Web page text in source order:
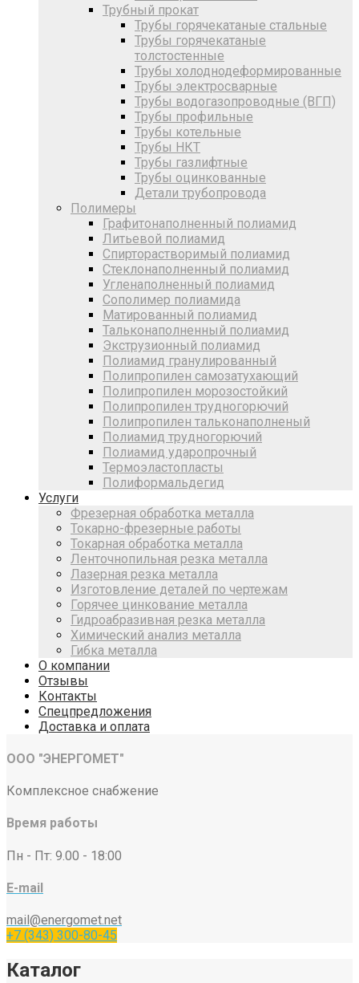
Трубный прокат
Трубы горячекатаные стальные
Трубы горячекатаные
толстостенные
Трубы холоднодеформированные
Трубы электросварные
Трубы водогазопроводные (ВГП)
Трубы профильные
Трубы котельные
Трубы НКТ
Трубы газлифтные
Трубы оцинкованные
Детали трубопровода
Полимеры
Графитонаполненный полиамид
Литьевой полиамид
Спирторастворимый полиамид
Стеклонаполненный полиамид
Угленаполненный полиамид
Сополимер полиамида
Матированный полиамид
Тальконаполненный полиамид
Экструзионный полиамид
Полиамид гранулированный
Полипропилен самозатухающий
Полипропилен морозостойкий
Полипропилен трудногорючий
Полипропилен тальконаполненый
Полиамид трудногорючий
Полиамид ударопрочный
Термоэластопласты
Полиформальдегид
Услуги
Фрезерная обработка металла
Токарно-фрезерные работы
Токарная обработка металла
Ленточнопильная резка металла
Лазерная резка металла
Изготовление деталей по чертежам
Горячее цинкование металла
Гидроабразивная резка металла
Химический анализ металла
Гибка металла
О компании
Отзывы
Контакты
Спецпредложения
Доставка и оплата
ООО "ЭНЕРГОМЕТ"
Комплексное снабжение
Время работы
Пн - Пт: 9.00 - 18:00
E-mail
mail@energomet.net
+7 (343) 300-80-45
Каталог